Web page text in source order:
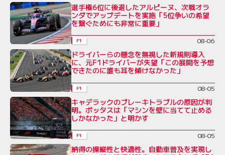
選手権6位に後退したアルピーヌ、次戦オラ
ンダでアップデートを実施「5位争いの希望
を繋ぐためにも非常に重要」
F1 08-06
ドライバーらの懸念を無視した新規則導入
に、元F1ドライバーが失望「この展開を予想
できたのに誰も耳を傾けなかった」
F1 08-05
キャデラックのブレーキトラブルの原因が判
明。ボッタスは「マシンを壁に当てて止める
しかなかった」と明かす
F1 08-05
納得の操縦性と快適性。自動車普及を実現し